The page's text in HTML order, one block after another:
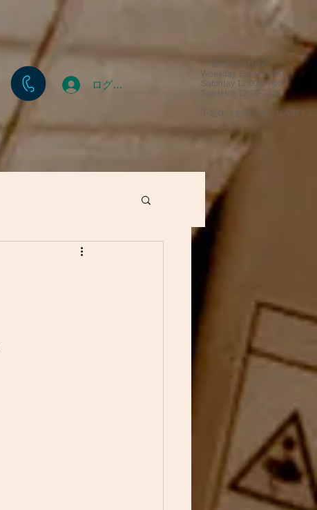
ログイン
Business Hour
Weekday 15:00-24:00
Saturday 12:00-24:00
Sun+Holi 12:00-21:00
不定休（金曜日あたりが妖し